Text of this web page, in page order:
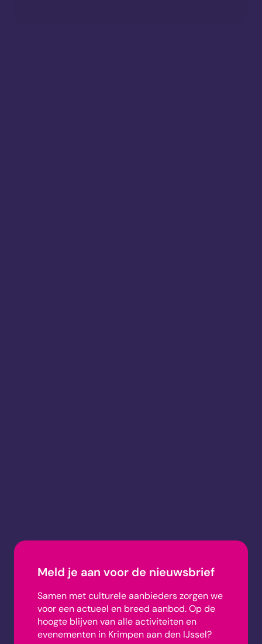
Meld je aan voor de nieuwsbrief
Samen met culturele aanbieders zorgen we
voor een actueel en breed aanbod.Op de
hoogte blijven van alle activiteiten en
evenementen in Krimpen aan den IJssel?